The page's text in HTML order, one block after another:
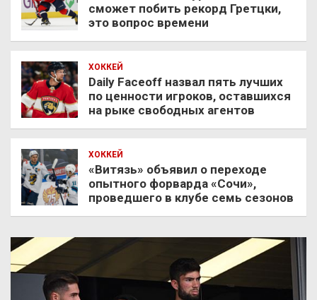
сможет побить рекорд Гретцки,
это вопрос времени
ХОККЕЙ
Daily Faceoff назвал пять лучших
по ценности игроков, оставшихся
на рыке свободных агентов
ХОККЕЙ
«Витязь» объявил о переходе
опытного форварда «Сочи»,
проведшего в клубе семь сезонов